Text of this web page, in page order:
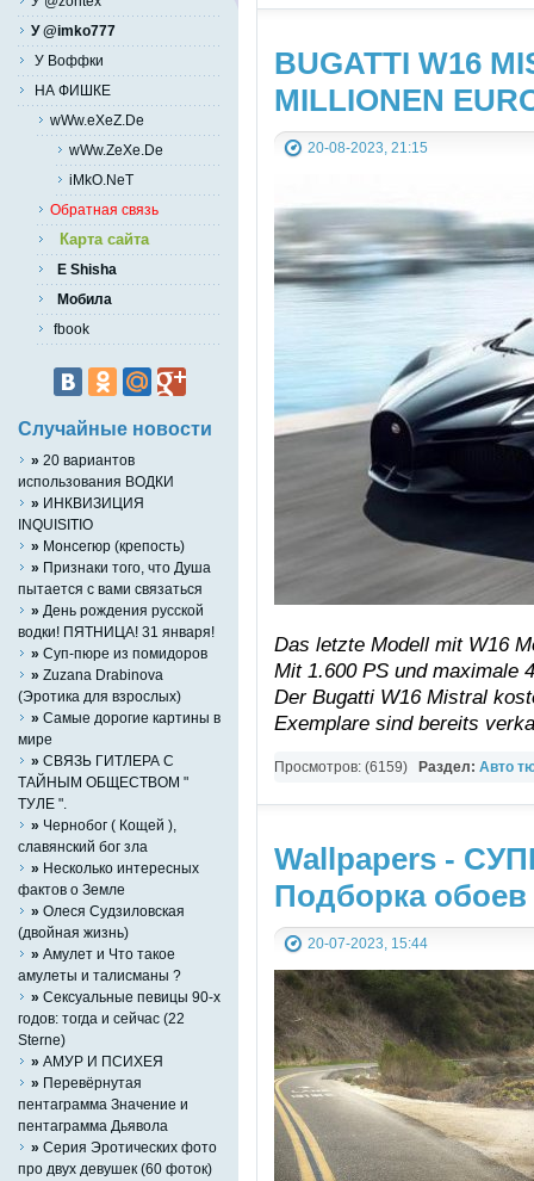
BUGATTI W16
MILLIONEN
20-08-2023, 21:15
Das letzte Modell mit W16
Mit 1.600 PS und maximale
Der Bugatti W16 Mistral
Exemplare sind bereits
Просмотров: (6159) Раздел: Авто
Wallpapers -
Подборка обоев
20-07-2023, 15:44
У @imko777
У Воффки
НА ФИШКЕ
wWw.eXeZ.De
wWw.ZeXe.De
iMkO.NeT
Обратная связь
Карта сайта
E Shisha
Мобила
fbook
Случайные новости
» 20 вариантов
использования ВОДКИ
» ИНКВИЗИЦИЯ
INQUISITIO
» Монсегюр (крепость)
» Признаки того, что Душа
пытается с вами связаться
» День рождения русской
водки! ПЯТНИЦА! 31 января!
» Суп-пюре из помидоров
» Zuzana Drabinova
(Эротика для взрослых)
» Самые дорогие картины в
мире
» СВЯЗЬ ГИТЛЕРА С
ТАЙНЫМ ОБЩЕСТВОМ "
ТУЛЕ ".
» Чернобог ( Кощей ),
славянский бог зла
» Несколько интересных
фактов о Земле
» Олеся Судзиловская
(двойная жизнь)
» Амулет и Что такое
амулеты и талисманы ?
» Сексуальные певицы 90-х
годов: тогда и сейчас (22
Sterne)
» АМУР И ПСИХЕЯ
» Перевёрнутая
пентаграмма Значение и
пентаграмма Дьявола
» Серия Эротических фото
про двух девушек (60 фоток)